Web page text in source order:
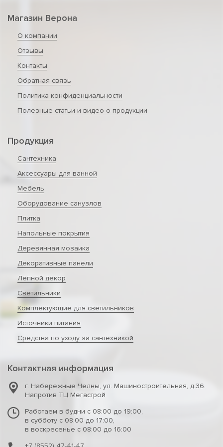
Магазин Верона
О компании
Отзывы
Контакты
Обратная связь
Политика конфиденциальности
Полезные статьи и видео о продукции
Продукция
Сантехника
Аксессуары для ванной
Мебель
Оборудование санузлов
Плитка
Напольные покрытия
Деревянная мозаика
Декоративные панели
Лепной декор
Светильники
Комплектующие для светильников
Источники питания
Средства по уходу за сантехникой
Контактная информация
г. Набережные Челны, ул. Машиностроительная, д.36.
Напротив ТЦ Мегастрой
Работаем в будни с 08:00 до 19:00,
в субботу с 08:00 до 17:00,
в воскресенье с 08:00 до 16:00